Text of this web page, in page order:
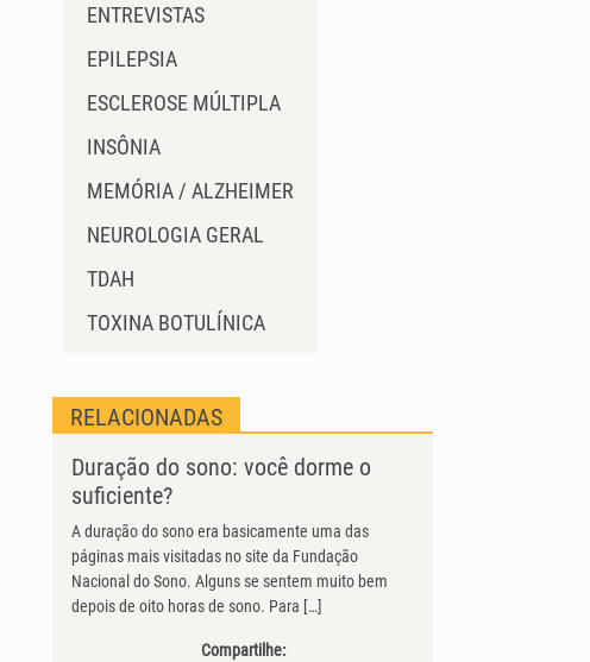
ENTREVISTAS
EPILEPSIA
ESCLEROSE MÚLTIPLA
INSÔNIA
MEMÓRIA / ALZHEIMER
NEUROLOGIA GERAL
TDAH
TOXINA BOTULÍNICA
RELACIONADAS
Duração do sono: você dorme o
suficiente?
A duração do sono era basicamente uma das
páginas mais visitadas no site da Fundação
Nacional do Sono. Alguns se sentem muito bem
depois de oito horas de sono. Para […]
Compartilhe: